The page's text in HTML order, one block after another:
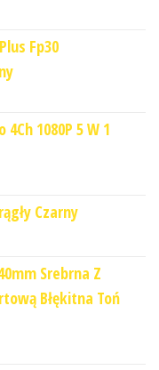
Fp30
1080P 5 W 1
Czarny
Srebrna Z
Błękitna Toń